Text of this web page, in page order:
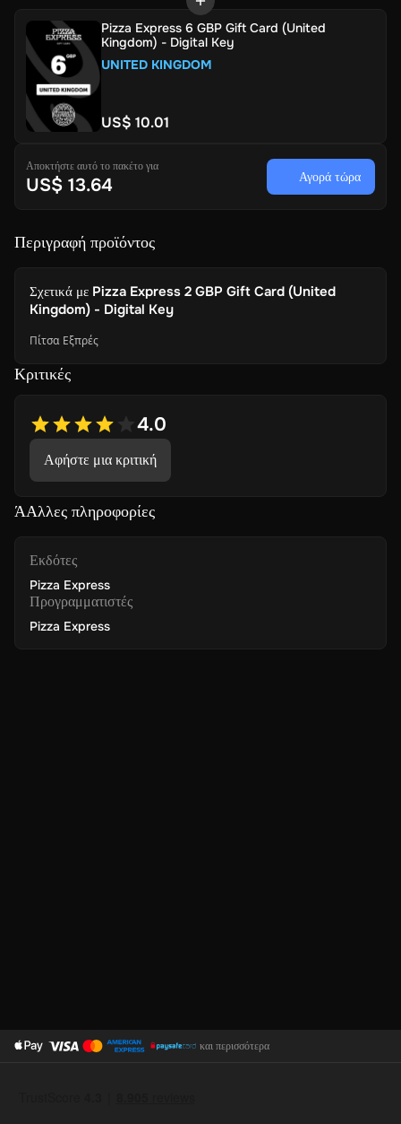
Pizza Express 6 GBP Gift Card (United
Kingdom) - Digital Key
UNITED KINGDOM
US$ 10.01
Αποκτήστε αυτό το πακέτο για
US$ 13.64 Αγορά τώρα
Περιγραφή προϊόντος
Σχετικά με Pizza Express 2 GBP Gift Card (United
Kingdom) - Digital Key
Πίτσα Εξπρές
Κριτικές
4.0
Αφήστε μια κριτική
ΆΑλλες πληροφορίες
Εκδότες
Pizza Express
Προγραμματιστές
Pizza Express
και περισσότερα